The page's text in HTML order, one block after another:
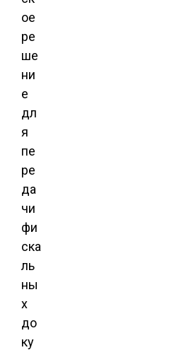
ое
ре
ше
ни
е
дл
я
пе
ре
да
чи
фи
ска
ль
ны
х
до
ку